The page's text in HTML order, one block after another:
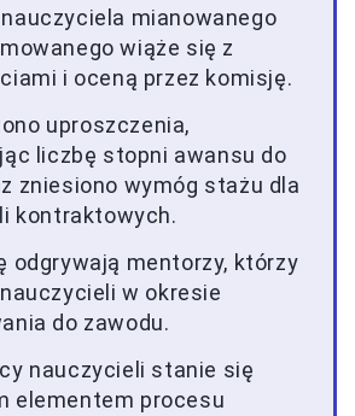
mianowanego
wiąże się z
i oceną przez komisję.
uproszczenia,
liczbę stopni awansu do
zniesiono wymóg stażu dla
kontraktowych.
odgrywają mentorzy, którzy
w okresie
do zawodu.
nauczycieli stanie się
elementem procesu